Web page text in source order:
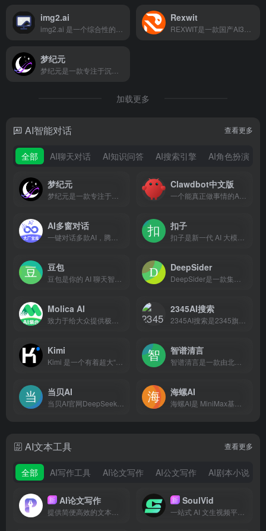
img2.ai Rexwit
梦纪元
加载更多
AI智能对话
全部 AI聊天对话 AI知识问答 AI搜索引擎 AI角色扮演
查看更多
梦纪元 Clawdbot中文版
AI多窗对话 扣子
豆包 DeepSider
Molica AI 2345AI搜索
Kimi 智谱清言
当贝AI 海螺AI
AI文本工具
全部 AI写作工具 AI论文写作 AI公文写作 AI剧本小说
查看更多
新 AI论文写作 新 SoulVid